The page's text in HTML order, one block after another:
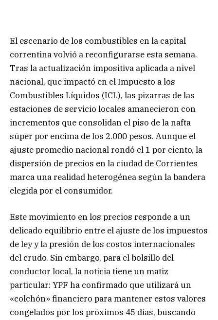
El escenario de los combustibles en la capital
correntina volvió a reconfigurarse esta semana.
Tras la actualización impositiva aplicada a nivel
nacional, que impactó en el Impuesto a los
Combustibles Líquidos (ICL), las pizarras de las
estaciones de servicio locales amanecieron con
incrementos que consolidan el piso de la nafta
súper por encima de los 2.000 pesos. Aunque el
ajuste promedio nacional rondó el 1 por ciento, la
dispersión de precios en la ciudad de Corrientes
marca una realidad heterogénea según la bandera
elegida por el consumidor.
Este movimiento en los precios responde a un
delicado equilibrio entre el ajuste de los impuestos
de ley y la presión de los costos internacionales
del crudo. Sin embargo, para el bolsillo del
conductor local, la noticia tiene un matiz
particular: YPF ha confirmado que utilizará un
«colchón» financiero para mantener estos valores
congelados por los próximos 45 días, buscando